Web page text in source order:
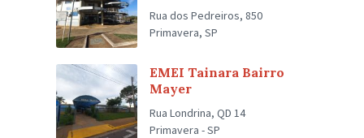
Rua dos Pedreiros, 850
Primavera, SP
EMEI Tainara Bairro
Mayer
Rua Londrina, QD 14
Primavera - SP